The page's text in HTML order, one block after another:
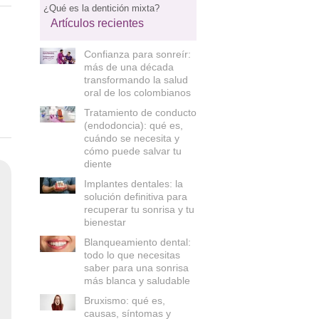
¿Qué es la dentición mixta?
Artículos recientes
Confianza para sonreír:
más de una década
transformando la salud
oral de los colombianos
Tratamiento de conducto
(endodoncia): qué es,
cuándo se necesita y
cómo puede salvar tu
diente
Implantes dentales: la
solución definitiva para
recuperar tu sonrisa y tu
bienestar
Blanqueamiento dental:
todo lo que necesitas
saber para una sonrisa
más blanca y saludable
Bruxismo: qué es,
causas, síntomas y